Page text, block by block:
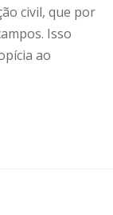
civil, que por
Isso
ao